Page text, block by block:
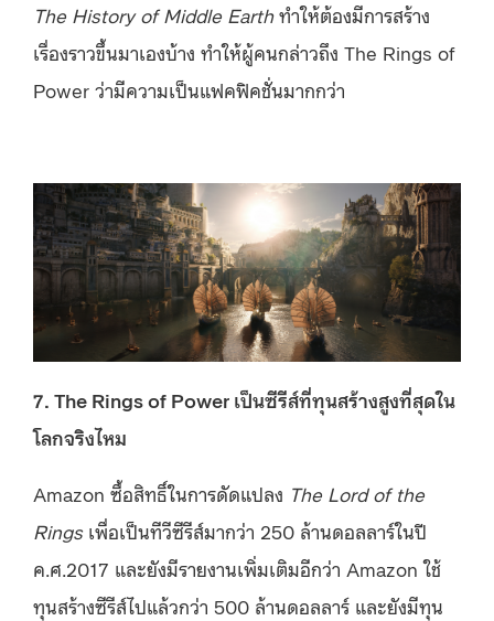
The History of Middle Earthทำให้ต้องมีการสร้าง
เรื่องราวขึ้นมาเองบ้าง ทำให้ผู้คนกล่าวถึง The Rings of
Power ว่ามีความเป็นแฟคฟิคชั่นมากกว่า
7. The Rings of Power เป็นซีรีส์ที่ทุนสร้างสูงที่สุดใน
โลกจริงไหม
Amazon ซื้อสิทธิ์ในการดัดแปลง The Lord of the
Ringsเพื่อเป็นทีวีซีรีส์มากว่า 250 ล้านดอลลาร์ในปี
ค.ศ.2017 และยังมีรายงานเพิ่มเติมอีกว่า Amazon ใช้
ทุนสร้างซีรีส์ไปแล้วกว่า 500 ล้านดอลลาร์ และยังมีทุน